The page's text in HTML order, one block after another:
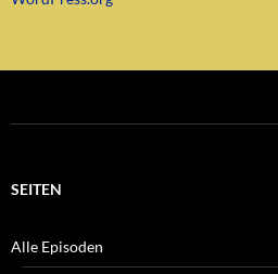
SEITEN
Alle Episoden